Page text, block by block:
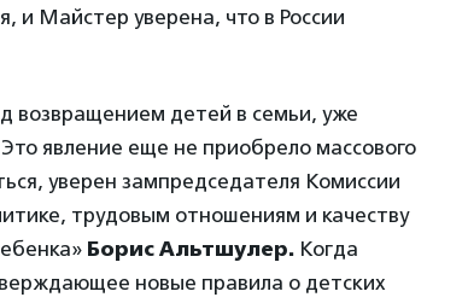
и Майстер уверена, что в России
детей в семьи, уже
явление еще не приобрело массового
уверен зампредседателя Комиссии
трудовым отношениям и качеству
Борис Альтшулер. Когда
новые правила о детских